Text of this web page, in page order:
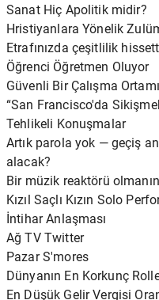
Sanat Hiç Apolitik midir?
Hristiyanlara Yönelik
Etrafınızda çeşitlilik
Öğrenci Öğretmen Oluyor
Güvenli Bir Çalışma
“San Francisco'da
Tehlikeli Konuşmalar
Artık parola yok — geçiş
alacak?
Bir müzik reaktörü
Kızıl Saçlı Kızın Solo
İntihar Anlaşması
Ağ TV Twitter
Pazar S'mores
Dünyanın En Korkunç
En Düşük Gelir Vergisi